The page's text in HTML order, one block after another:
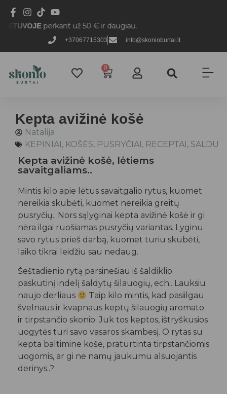
+37067715303 info@skonioburtai.lt
perkant už 50 € ir daugiau.
0
Kepta avižinė košė
Natalija
KEPINIAI, KOŠĖS, PUSRYČIAI, RECEPTAI, SALDU
Kepta avižinė košė, lėtiems
savaitgaliams..
Mintis kilo apie lėtus savaitgalio rytus, kuomet
nereikia skubėti, kuomet nereikia greitų
pusryčių.. Nors sąlyginai kepta avižinė košė ir gi
nėra ilgai ruošiamas pusryčių variantas. Lyginu
savo rytus prieš darbą, kuomet turiu skubėti,
laiko tikrai leidžiu sau nedaug.
Šeštadienio rytą parsinešiau iš šaldiklio
paskutinį indelį šaldytų šilauogių, ech.. Lauksiu
naujo derliaus
Taip kilo mintis, kad pasiilgau
švelnaus ir kvapnaus keptų šilauogių aromato
ir tirpstančio skonio. Juk tos keptos, ištryškusios
uogytės turi savo vasaros skambesį. O rytas su
kepta baltimine koše, praturtinta tirpstančiomis
uogomis, ar gi ne namų jaukumu alsuojantis
derinys..?